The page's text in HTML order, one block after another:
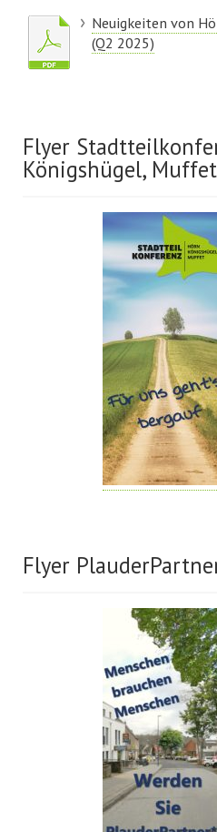
Neuigkeiten von
(Q2 2025)
Flyer
Königshügel, Muffet
Flyer